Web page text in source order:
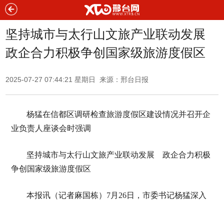
坚持城市与太行山文旅产业联动发展
政企合力积极争创国家级旅游度假区
2025-07-27 07:44:21 星期日 来源：邢台日报
杨猛在信都区调研检查旅游度假区建设情况并召开企
业负责人座谈会时强调
坚持城市与太行山文旅产业联动发展 政企合力积极
争创国家级旅游度假区
本报讯（记者麻国栋）7月26日，市委书记杨猛深入